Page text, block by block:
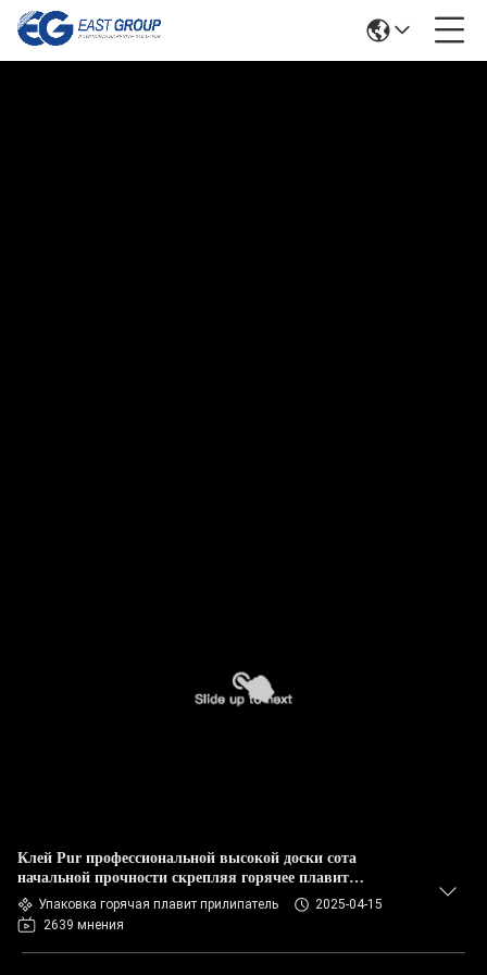
Клей Pur профессиональной высокой доски сота
начальной прочности скрепляя горячее плавит
прилипатель
Упаковка горячая плавит прилипатель
2025-04-15
2639 мнения